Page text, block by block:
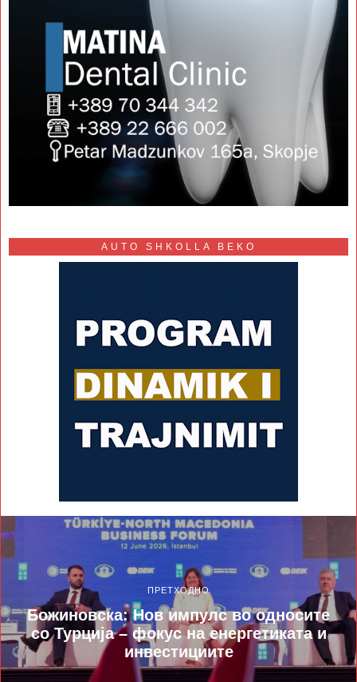
AUTO SHKOLLA BEKO
ПРЕТХОДНО
Божиновска: Нов импулс во односите
со Турција – фокус на енергетиката и
инвестициите